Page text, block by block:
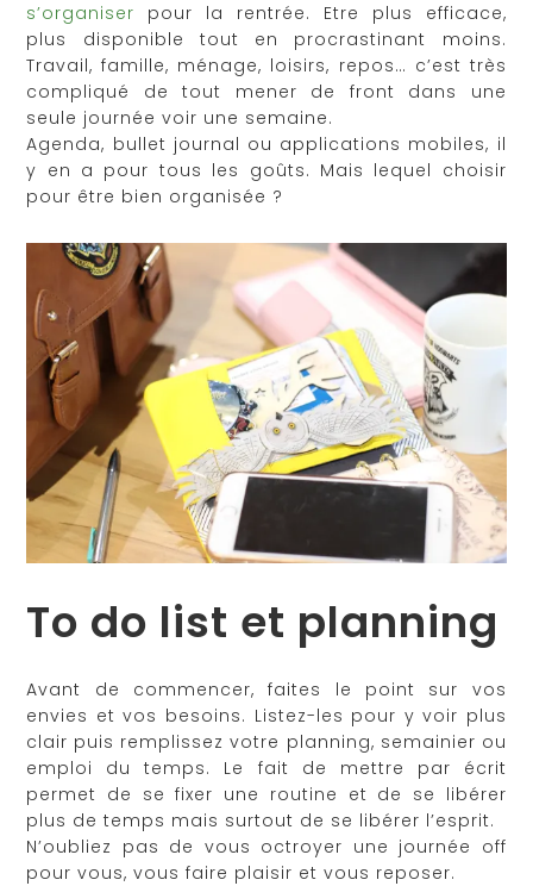
s’organiser pour la rentrée. Etre plus efficace,
plus disponible tout en procrastinant moins.
Travail, famille, ménage, loisirs, repos… c’est très
compliqué de tout mener de front dans une
seule journée voir une semaine.
Agenda, bullet journal ou applications mobiles, il
y en a pour tous les goûts. Mais lequel choisir
pour être bien organisée ?
To do list et planning
Avant de commencer, faites le point sur vos
envies et vos besoins. Listez-les pour y voir plus
clair puis remplissez votre planning, semainier ou
emploi du temps. Le fait de mettre par écrit
permet de se fixer une routine et de se libérer
plus de temps mais surtout de se libérer l’esprit.
N’oubliez pas de vous octroyer une journée off
pour vous, vous faire plaisir et vous reposer.